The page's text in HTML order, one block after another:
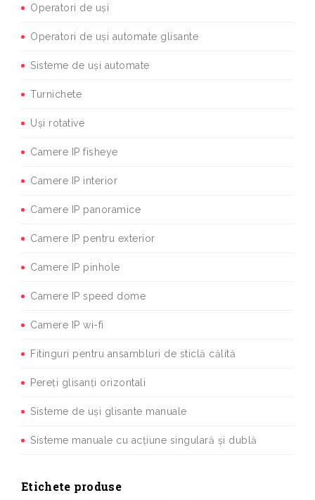
Operatori de uși
Operatori de uși automate glisante
Sisteme de uși automate
Turnichete
Uși rotative
Camere IP fisheye
Camere IP interior
Camere IP panoramice
Camere IP pentru exterior
Camere IP pinhole
Camere IP speed dome
Camere IP wi-fi
Fitinguri pentru ansambluri de sticlă călită
Pereți glisanți orizontali
Sisteme de uși glisante manuale
Sisteme manuale cu acțiune singulară și dublă
Etichete produse